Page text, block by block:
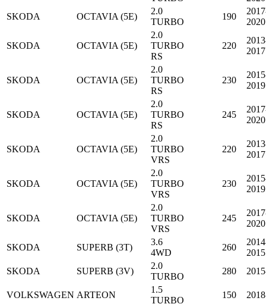
SKODA
OCTAVIA (5E)
2.0
TURBO
190
2020
SKODA OCTAVIA (5E)
2.0
TURBO
RS
220
2017
SKODA OCTAVIA (5E)
2.0
TURBO
RS
230
2019
SKODA OCTAVIA (5E)
2.0
TURBO
RS
245
2020
SKODA OCTAVIA (5E)
2.0
TURBO
VRS
220
2017
SKODA OCTAVIA (5E)
2.0
TURBO
VRS
230
2019
SKODA OCTAVIA (5E)
2.0
TURBO
VRS
245
2020
SKODA SUPERB (3T)
3.6
4WD
260
2015
SKODA
SUPERB (3V)
2.0
TURBO
280
VOLKSWAGEN ARTEON
1.5
TURBO
150